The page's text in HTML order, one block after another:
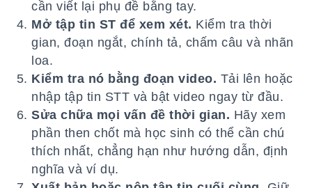
cần viết lại phụ đề bằng tay.
Mở tập tin ST để xem xét. Kiểm tra thời
gian, đoạn ngắt, chính tả, chấm câu và nhãn
loa.
Kiểm tra nó bằng đoạn video. Tải lên hoặc
nhập tập tin STT và bật video ngay từ đầu.
Sửa chữa mọi vấn đề thời gian. Hãy xem
phần then chốt mà học sinh có thể cần chú
thích nhất, chẳng hạn như hướng dẫn, định
nghĩa và ví dụ.